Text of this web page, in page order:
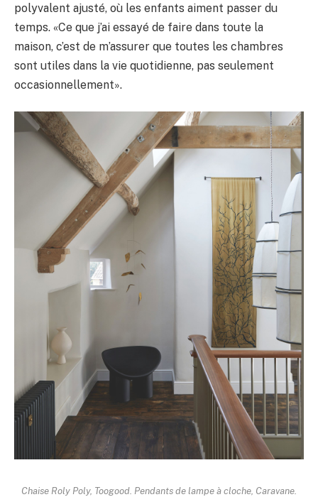
polyvalent ajusté, où les enfants aiment passer du
temps. «Ce que j’ai essayé de faire dans toute la
maison, c’est de m’assurer que toutes les chambres
sont utiles dans la vie quotidienne, pas seulement
occasionnellement».
Chaise Roly Poly, Toogood . Pendants de lampe à cloche, Caravane